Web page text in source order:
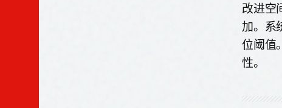
改进空
加。系
位阈值
性。